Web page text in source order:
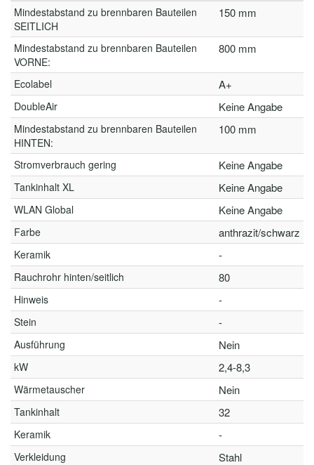
Mindestabstand zu brennbaren Bauteilen
SEITLICH
150 mm
Mindestabstand zu brennbaren Bauteilen
VORNE:
800 mm
Ecolabel A+
DoubleAir Keine Angabe
Mindestabstand zu brennbaren Bauteilen
HINTEN:
100 mm
Stromverbrauch gering Keine Angabe
Tankinhalt XL Keine Angabe
WLAN Global Keine Angabe
Farbe anthrazit/schwarz
Keramik -
Rauchrohr hinten/seitlich 80
Hinweis -
Stein -
Ausführung Nein
kW 2,4-8,3
Wärmetauscher Nein
Tankinhalt 32
Keramik -
Verkleidung Stahl